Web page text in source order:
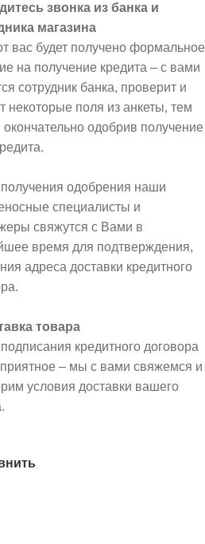
звонка из банка и
магазина
вас будет получено формальное
на получение кредита – с вами
сотрудник банка, проверит и
некоторые поля из анкеты, тем
одобрив получение
одобрения наши
специалисты и
свяжутся с Вами в
время для подтверждения,
адреса доставки кредитного
товара
кредитного договора
– мы с вами свяжемся и
условия доставки вашего